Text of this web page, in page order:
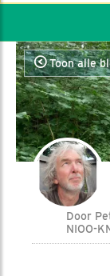
Toon alle
Door
NIOO-